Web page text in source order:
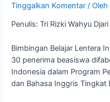
Tinggalkan Komentar / Oleh
Penulis: Tri Rizki Wahyu Djari
Bimbingan Belajar Lentera
30 penerima beasiswa
Indonesia dalam Program
dan Bahasa Inggris Tingkat